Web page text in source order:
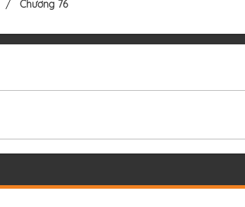
Chương 76